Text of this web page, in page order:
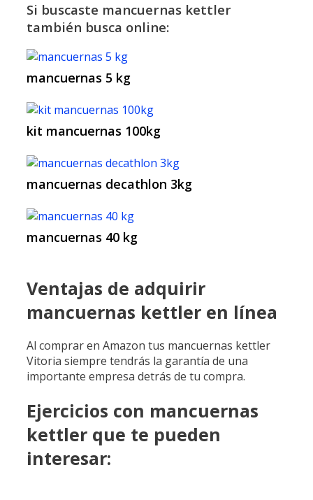
Si buscaste mancuernas kettler
también busca online:
mancuernas 5 kg
kit mancuernas 100kg
mancuernas decathlon 3kg
mancuernas 40 kg
Ventajas de adquirir
mancuernas kettler en línea
Al comprar en Amazon tus mancuernas kettler
Vitoria siempre tendrás la garantía de una
importante empresa detrás de tu compra.
Ejercicios con mancuernas
kettler que te pueden
interesar: